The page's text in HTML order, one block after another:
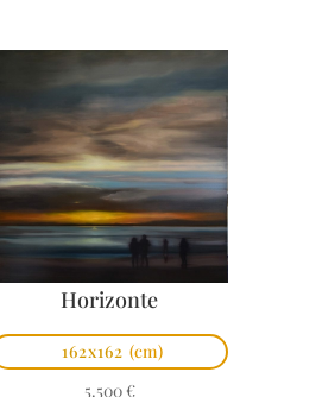
Horizonte
162x162 (cm)
5.500 €